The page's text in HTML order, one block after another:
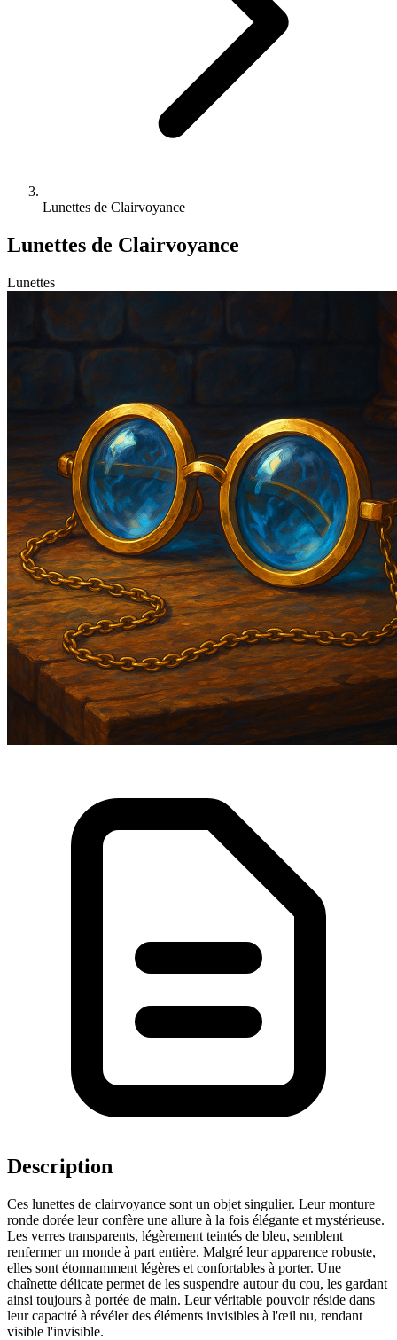
Lunettes de Clairvoyance
Lunettes de Clairvoyance
Lunettes
Description
Ces lunettes de clairvoyance sont un objet singulier. Leur monture
ronde dorée leur confère une allure à la fois élégante et mystérieuse.
Les verres transparents, légèrement teintés de bleu, semblent
renfermer un monde à part entière. Malgré leur apparence robuste,
elles sont étonnamment légères et confortables à porter. Une
chaînette délicate permet de les suspendre autour du cou, les gardant
ainsi toujours à portée de main. Leur véritable pouvoir réside dans
leur capacité à révéler des éléments invisibles à l'œil nu, rendant
visible l'invisible.